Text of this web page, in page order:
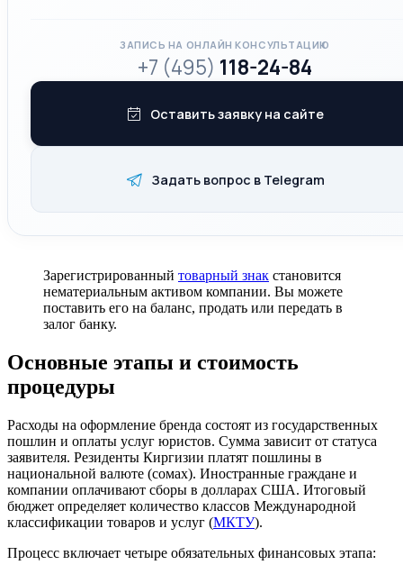
ЗАПИСЬ НА ОНЛАЙН КОНСУЛЬТАЦИЮ
+7 (495) 118-24-84
Оставить заявку на сайте
Задать вопрос в Telegram
Зарегистрированный товарный знак становится
нематериальным активом компании. Вы можете
поставить его на баланс, продать или передать в
залог банку.
Основные этапы и стоимость
процедуры
Расходы на оформление бренда состоят из государственных
пошлин и оплаты услуг юристов. Сумма зависит от статуса
заявителя. Резиденты Киргизии платят пошлины в
национальной валюте (сомах). Иностранные граждане и
компании оплачивают сборы в долларах США. Итоговый
бюджет определяет количество классов Международной
классификации товаров и услуг (МКТУ).
Процесс включает четыре обязательных финансовых этапа: